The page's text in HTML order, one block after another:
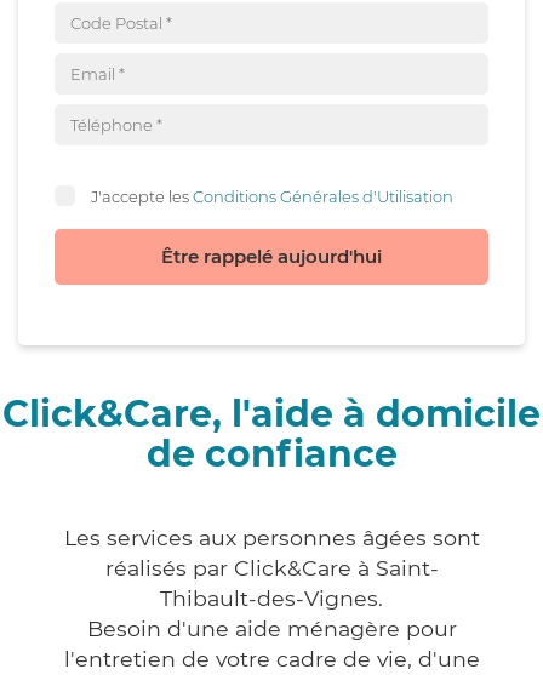
J'accepte lesConditions Générales d'Utilisation
Être rappelé aujourd'hui
Click&Care, l'aide à domicile
de confiance
Les services aux personnes âgées sont
réalisés par Click&Care à Saint-
Thibault-des-Vignes.
Besoin d'une aide ménagère pour
l'entretien de votre cadre de vie, d'une